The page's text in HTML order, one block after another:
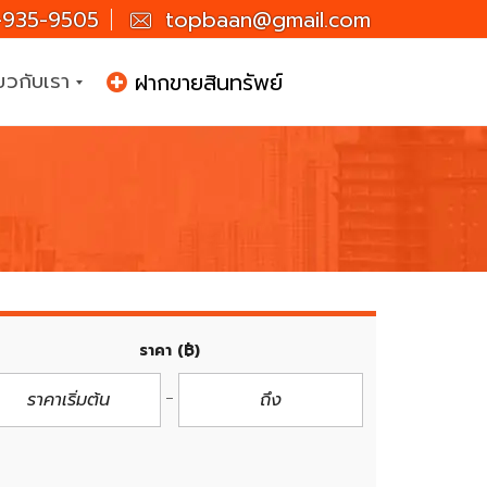
9505 topbaan@gmail.com
วกับเรา ฝากขายสินทรัพย์
ราคา (฿)